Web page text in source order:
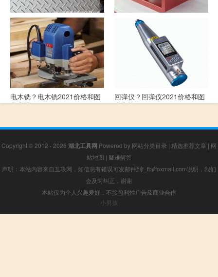
花纹板？花纹板2021价格和图
文详情
排烟阀？排烟阀2021价格和图
电木铣？电木铣2021价格和图
文详情
回弹仪？回弹仪2021价格和图
文详情
Copyright © 2012 - 2026 湖北工具网 Powered by 网站分类目录 | 精选推荐文章 | 网
站地图 | 疑难解答
声明：本站内容来自互联网，如信息有错误可发邮件到f_fb#foxmail.com说明，我们
会及时纠正，谢谢
本站仅为个人兴趣爱好，不接盈利性广告及商业合作
小男孩